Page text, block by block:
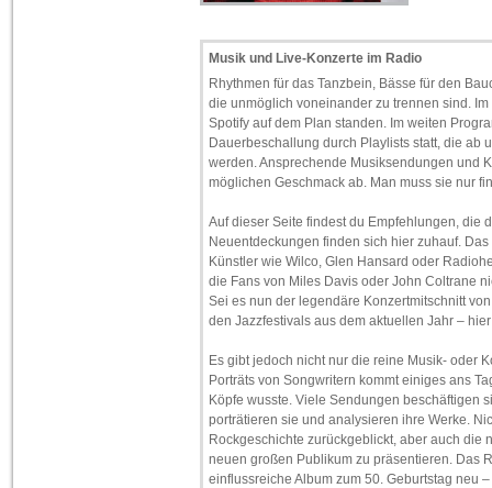
Musik und Live-Konzerte im Radio
Rhythmen für das Tanzbein, Bässe für den
die unmöglich voneinander zu trennen sind.
Spotify auf dem Plan standen. Im weiten
Dauerbeschallung durch Playlists statt, die ab
werden. Ansprechende Musiksendungen und
möglichen Geschmack ab. Man muss sie nur
Auf dieser Seite findest du Empfehlungen, die
Neuentdeckungen finden sich hier zuhauf.
Künstler wie Wilco, Glen Hansard oder
die Fans von Miles Davis oder John Coltrane
Sei es nun der legendäre Konzertmitschnitt
den Jazzfestivals aus dem aktuellen Jahr –
Es gibt jedoch nicht nur die reine Musik- oder
Porträts von Songwritern kommt einiges ans
Köpfe wusste. Viele Sendungen beschäftigen
porträtieren sie und analysieren ihre Werke.
Rockgeschichte zurückgeblickt, aber auch
neuen großen Publikum zu präsentieren. Das
einflussreiche Album zum 50. Geburtstag neu